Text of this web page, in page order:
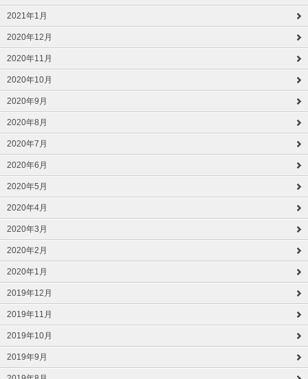
2021年1月
2020年12月
2020年11月
2020年10月
2020年9月
2020年8月
2020年7月
2020年6月
2020年5月
2020年4月
2020年3月
2020年2月
2020年1月
2019年12月
2019年11月
2019年10月
2019年9月